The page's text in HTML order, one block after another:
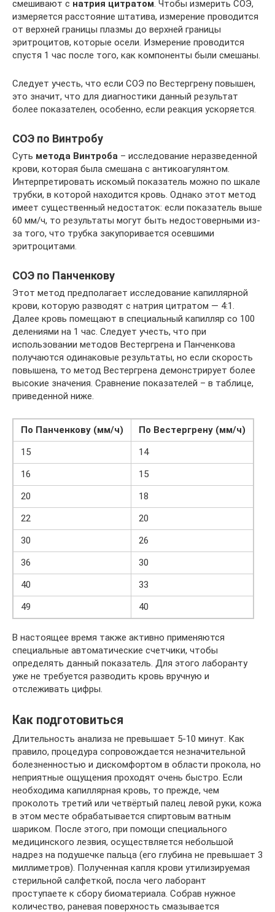
смешивают с натрия цитратом. Чтобы измерить СОЭ,
измеряется расстояние штатива, измерение проводится
от верхней границы плазмы до верхней границы
эритроцитов, которые осели. Измерение проводится
спустя 1 час после того, как компоненты были смешаны.
Следует учесть, что если СОЭ по Вестергрену повышен,
это значит, что для диагностики данный результат
более показателен, особенно, если реакция ускоряется.
СОЭ по Винтробу
Суть метода Винтроба – исследование неразведенной
крови, которая была смешана с антикоагулянтом.
Интерпретировать искомый показатель можно по шкале
трубки, в которой находится кровь. Однако этот метод
имеет существенный недостаток: если показатель выше
60 мм/ч, то результаты могут быть недостоверными из-
за того, что трубка закупоривается осевшими
эритроцитами.
СОЭ по Панченкову
Этот метод предполагает исследование капиллярной
крови, которую разводят с натрия цитратом — 4:1.
Далее кровь помещают в специальный капилляр со 100
делениями на 1 час. Следует учесть, что при
использовании методов Вестергрена и Панченкова
получаются одинаковые результаты, но если скорость
повышена, то метод Вестергрена демонстрирует более
высокие значения. Сравнение показателей – в таблице,
приведенной ниже.
По Панченкову (мм/ч)
По Вестергрену (мм/ч)
15
14
16
15
20
18
22
20
30
26
36
30
40
33
49
40
В настоящее время также активно применяются
специальные автоматические счетчики, чтобы
определять данный показатель. Для этого лаборанту
уже не требуется разводить кровь вручную и
отслеживать цифры.
Как подготовиться
Длительность анализа не превышает 5-10 минут. Как
правило, процедура сопровождается незначительной
болезненностью и дискомфортом в области прокола, но
неприятные ощущения проходят очень быстро. Если
необходима капиллярная кровь, то прежде, чем
проколоть третий или четвёртый палец левой руки, кожа
в этом месте обрабатывается спиртовым ватным
шариком. После этого, при помощи специального
медицинского лезвия, осуществляется небольшой
надрез на подушечке пальца (его глубина не превышает 3
миллиметров). Полученная капля крови утилизируемая
стерильной салфеткой, посла чего лаборант
проступаете к сбору биоматериала. Собрав нужное
количество, раневая поверхность смазывается